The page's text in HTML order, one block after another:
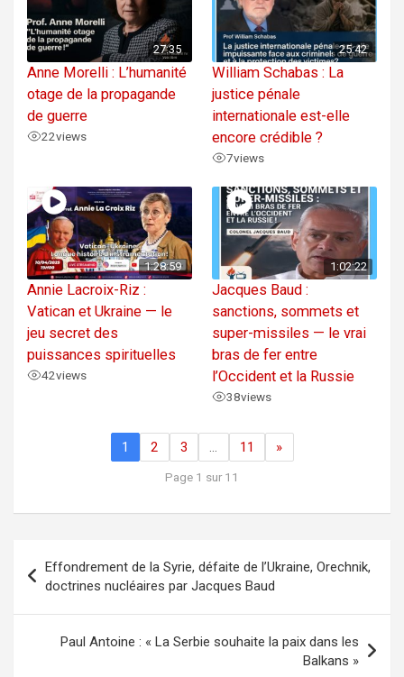
27:35
Anne Morelli : L’humanité
otage de la propagande
de guerre
22views
25:42
William Schabas : La
justice pénale
internationale est-elle
encore crédible ?
7views
1:28:59
Annie Lacroix-Riz :
Vatican et Ukraine — le
jeu secret des
puissances spirituelles
42views
1:02:22
Jacques Baud :
sanctions, sommets et
super-missiles — le vrai
bras de fer entre
l’Occident et la Russie
38views
1 2 3 … 11 »
Page 1 sur 11
de
l’article
Effondrement de la Syrie, défaite de l’Ukraine, Orechnik,
doctrines nucléaires par Jacques Baud
Paul Antoine : « La Serbie souhaite la paix dans les
Balkans »